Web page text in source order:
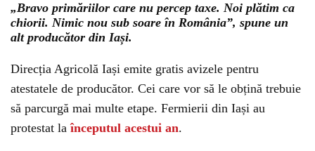
„Bravo primăriilor care nu percep taxe. Noi plătim ca
chiorii. Nimic nou sub soare în România”, spune un
alt producător din Iași.
Direcția Agricolă Iași emite gratis avizele pentru
atestatele de producător. Cei care vor să le obțină trebuie
să parcurgă mai multe etape. Fermierii din Iași au
protestat laînceputul acestui an.